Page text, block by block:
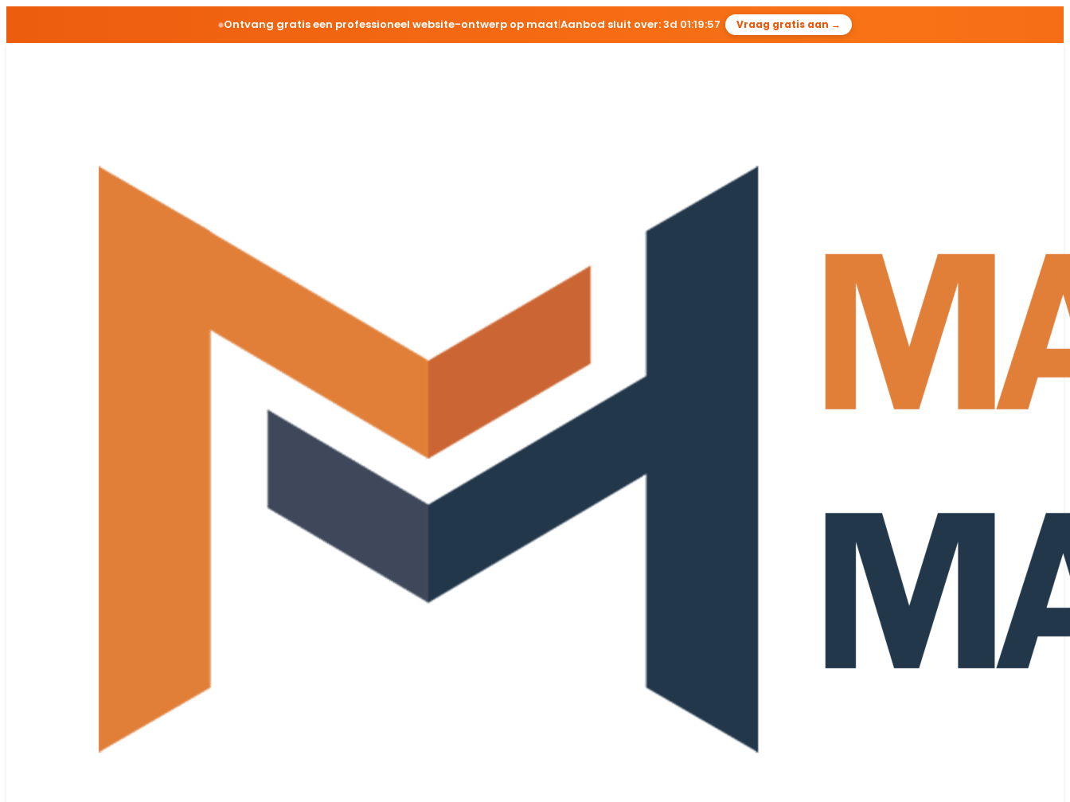
Ontvang gratis een professioneel website-ontwerp op maat|Aanbod sluit over:3d 01:19:55 Vraag gratis aan →